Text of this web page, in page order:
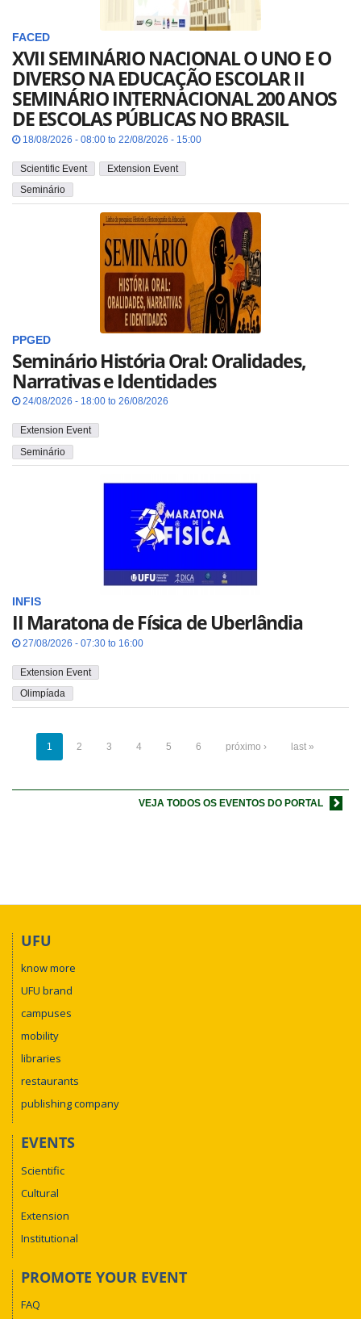
FACED
XVII SEMINÁRIO NACIONAL O UNO E O
DIVERSO NA EDUCAÇÃO ESCOLAR II
SEMINÁRIO INTERNACIONAL 200 ANOS
DE ESCOLAS PÚBLICAS NO BRASIL
18/08/2026 - 08:00 to 22/08/2026 - 15:00
Scientific Event
Extension Event
Seminário
PPGED
Seminário História Oral: Oralidades,
Narrativas e Identidades
24/08/2026 - 18:00 to 26/08/2026
Extension Event
Seminário
INFIS
II Maratona de Física de Uberlândia
27/08/2026 - 07:30 to 16:00
Extension Event
Olimpíada
1 2 3 4 5 6 próximo › last »
VEJA TODOS OS EVENTOS DO PORTAL
UFU
know more
UFU brand
campuses
mobility
libraries
restaurants
publishing company
EVENTS
Scientific
Cultural
Extension
Institutional
PROMOTE YOUR EVENT
FAQ